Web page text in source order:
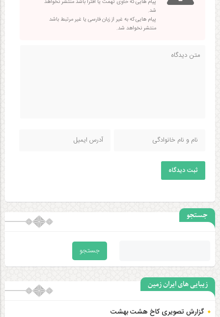
پیام هایی که حاوی تهمت یا افترا باشد منتشر نخواهد
شد.
پیام هایی که به غیر از زبان فارسی یا غیر مرتبط باشد
منتشر نخواهد شد.
ثبت دیدگاه
جستجو
زیبایی های ایران زمین
گزارش تصویری کاخ هشت‌ بهشت